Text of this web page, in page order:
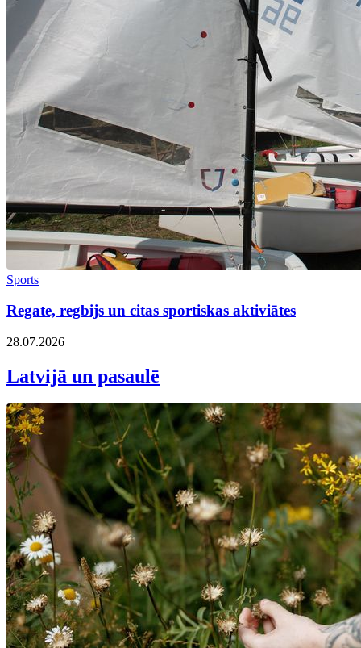
Sports
Regate, regbijs un citas sportiskas aktiviātes
28.07.2026
Latvijā un pasaulē